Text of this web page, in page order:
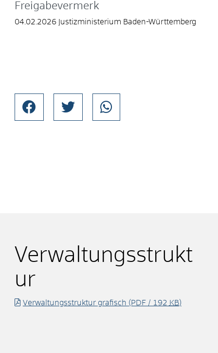
Freigabevermerk
04.02.2026 Justizministerium Baden-Württemberg
Verwaltungsstrukt
ur
Verwaltungsstruktur grafisch (PDF / 192 KB)